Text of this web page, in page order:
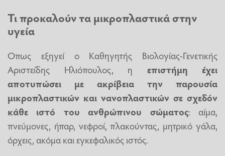
Τι προκαλούν τα μικροπλαστικά στην
υγεία
Οπως εξηγεί ο Καθηγητής Βιολογίας-Γενετικής
Αριστείδης Ηλιόπουλος, η επιστήμη έχει
αποτυπώσει με ακρίβεια την παρουσία
μικροπλαστικών και νανοπλαστικών σε σχεδόν
κάθε ιστό του ανθρώπινου σώματος: αίμα,
πνεύμονες, ήπαρ, νεφροί, πλακούντας, μητρικό γάλα,
όρχεις, ακόμα και εγκεφαλικός ιστός.